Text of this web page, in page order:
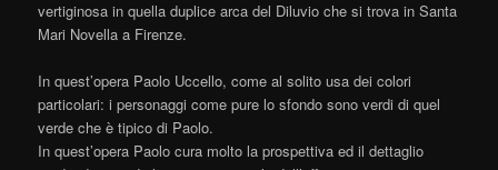
vertiginosa in quella duplice arca del Diluvio che si trova in Santa
Mari Novella a Firenze.
In quest’opera Paolo Uccello, come al solito usa dei colori
particolari: i personaggi come pure lo sfondo sono verdi di quel
verde che è tipico di Paolo.
In quest’opera Paolo cura molto la prospettiva ed il dettaglio